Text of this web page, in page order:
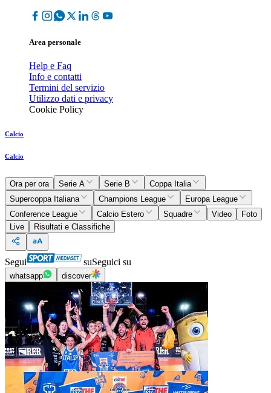
Area personale
Help e Faq
Info e contatti
Termini del servizio
Utilizzo dati e privacy
Cookie Policy
Calcio
Calcio
Ora per ora Serie A Serie B
Coppa Italia
Supercoppa Italiana
Champions League
Europa League
Conference League
Calcio Estero Squadre Video
Foto
Live
Risultati e Classifiche
Segui suSeguici su
whatsapp discover